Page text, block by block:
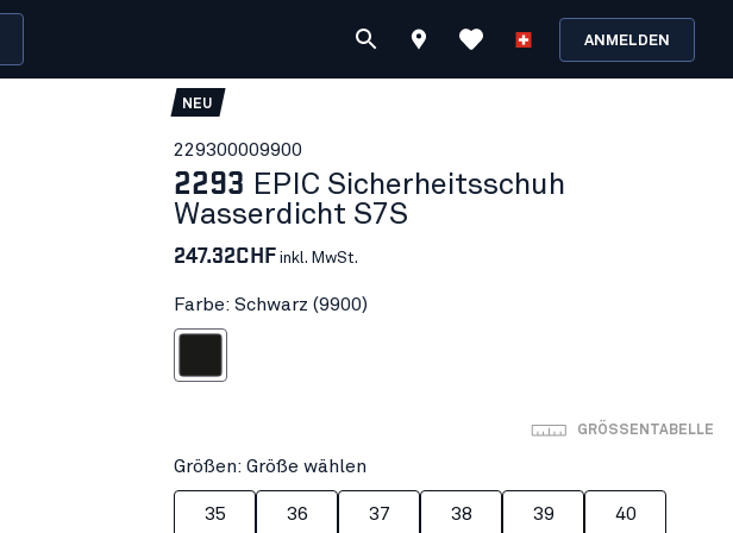
ANMELDEN
NEU
229300009900
2293 EPIC Sicherheitsschuh
Wasserdicht S7S
247.32CHF inkl. MwSt.
Farbe: Schwarz (9900)
GRÖSSENTABELLE
Größen: Größe wählen
35 36 37 38 39 40